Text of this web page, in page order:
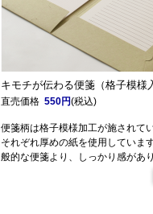
キモチが伝わる便箋（格子模様
直売価格 550円(税込)
便箋柄は格子模様加工が施されて
それぞれ厚めの紙を使用していま
般的な便箋より、しっかり感があ